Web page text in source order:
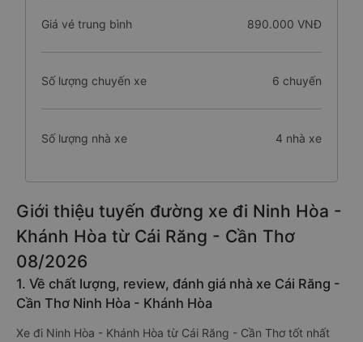
Giá vé trung bình 890.000 VNĐ
Số lượng chuyến xe 6 chuyến
Số lượng nhà xe 4 nhà xe
Giới thiệu tuyến đường xe đi Ninh Hòa -
Khánh Hòa từ Cái Răng - Cần Thơ
08/2026
1. Về chất lượng, review, đánh giá nhà xe Cái Răng -
Cần Thơ Ninh Hòa - Khánh Hòa
Xe đi Ninh Hòa - Khánh Hòa từ Cái Răng - Cần Thơ tốt nhất